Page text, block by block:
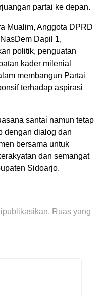
partai ke depan.
Mualim, Anggota DPRD
Dapil 1,
politik, penguatan
kader milenial
membangun Partai
terhadap aspirasi
santai namun tetap
dengan dialog dan
bersama untuk
dan semangat
Sidoarjo.
Ruas yang